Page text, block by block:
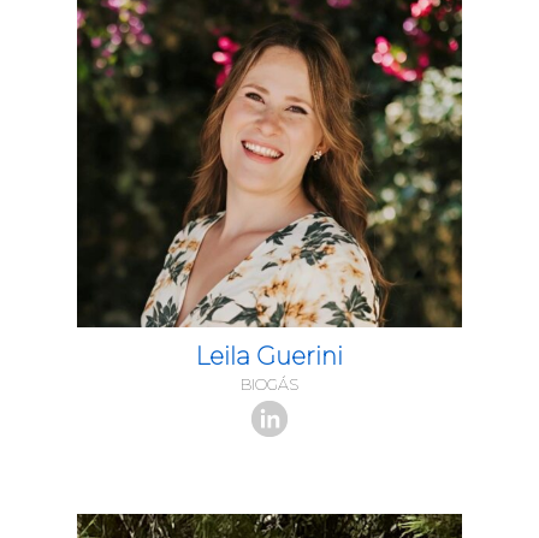
Leila Guerini
BIOGÁS